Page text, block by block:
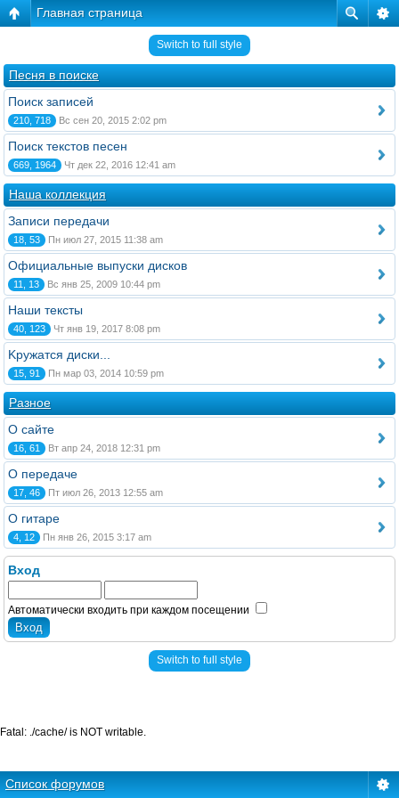
Главная страница
Switch to full style
Песня в поиске
Поиск записей
210, 718 Вс сен 20, 2015 2:02 pm
Поиск текстов песен
669, 1964 Чт дек 22, 2016 12:41 am
Наша коллекция
Записи передачи
18, 53 Пн июл 27, 2015 11:38 am
Официальные выпуски дисков
11, 13 Вс янв 25, 2009 10:44 pm
Наши тексты
40, 123 Чт янв 19, 2017 8:08 pm
Kружатся диски...
15, 91 Пн мар 03, 2014 10:59 pm
Разное
О сайте
16, 61 Вт апр 24, 2018 12:31 pm
О передаче
17, 46 Пт июл 26, 2013 12:55 am
О гитаре
4, 12 Пн янв 26, 2015 3:17 am
Вход
Автоматически входить при каждом посещении
Switch to full style
Список форумов
Fatal: ./cache/ is NOT writable.